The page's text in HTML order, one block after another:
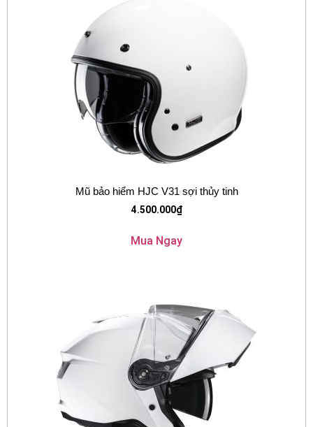
Mũ bảo hiểm HJC V31 sợi thủy tinh
4.500.000₫
Mua Ngay